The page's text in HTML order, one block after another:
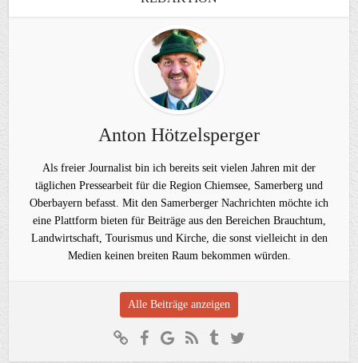
Anton Hötzelsperger
Als freier Journalist bin ich bereits seit vielen Jahren mit der
täglichen Pressearbeit für die Region Chiemsee, Samerberg und
Oberbayern befasst. Mit den Samerberger Nachrichten möchte ich
eine Plattform bieten für Beiträge aus den Bereichen Brauchtum,
Landwirtschaft, Tourismus und Kirche, die sonst vielleicht in den
Medien keinen breiten Raum bekommen würden.
Alle Beiträge anzeigen